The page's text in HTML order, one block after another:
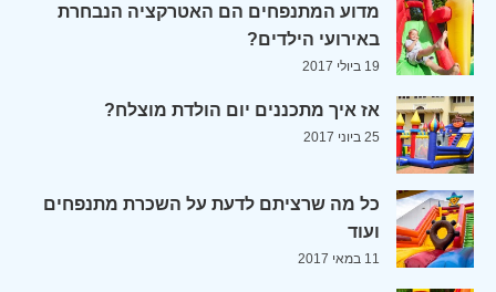
מדוע המתנפחים הם האטרקציה הנבחרת
באירועי הילדים?
19 ביולי 2017
אז איך מתכננים יום הולדת מוצלח?
25 ביוני 2017
כל מה שרציתם לדעת על השכרת מתנפחים
ועוד
11 במאי 2017